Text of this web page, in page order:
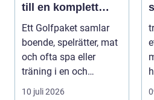
till en komplett
golfupplevelse
Ett Golfpaket samlar
boende, spelrätter, mat
och ofta spa eller
träning i en och
samma bokning. För ...
10 juli 2026